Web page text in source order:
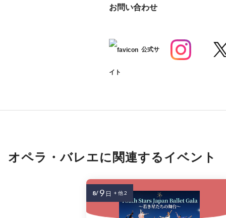
お問い合わせ
公式サ
イト
オペラ・バレエに関連するイベント
8/ 9 日 + 他 2